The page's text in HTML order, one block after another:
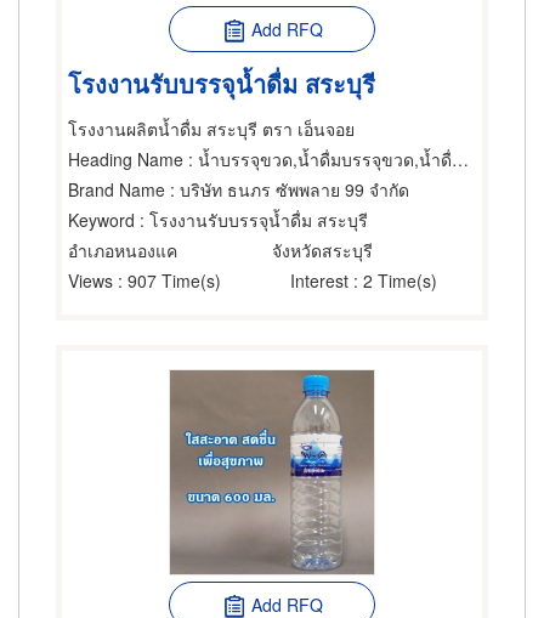
Add RFQ
โรงงานรับบรรจุน้ำดื่ม สระบุรี
โรงงานผลิตน้ำดื่ม สระบุรี ตรา เอ็นจอย
Heading Name : น้ำบรรจุขวด,น้ำดื่มบรรจุขวด,น้ำดื่มบรรจุขวด
Brand Name : บริษัท ธนภร ซัพพลาย 99 จำกัด
Keyword : โรงงานรับบรรจุน้ำดื่ม สระบุรี
อำเภอหนองแค
จังหวัดสระบุรี
Views : 907 Time(s) Interest : 2 Time(s)
Add RFQ